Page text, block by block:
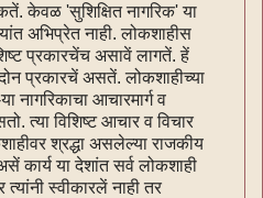
केवळ 'सुशिक्षित नागरिक' या
अभिप्रेत नाही. लोकशाहीस
प्रकारचेंच असावें लागतें. हें
प्रकारचें असतें. लोकशाहीच्या
नागरिकाचा आचारमार्ग व
त्या विशिष्ट आचार व विचार
श्रद्धा असलेल्या राजकीय
कार्य या देशांत सर्व लोकशाही
त्यांनी स्वीकारलें नाही तर